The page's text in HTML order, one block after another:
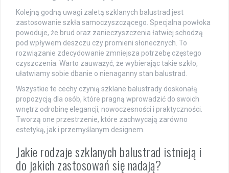
Kolejną godną uwagi zaletą szklanych balustrad jest
zastosowanie szkła samoczyszczącego. Specjalna powłoka
powoduje, że brud oraz zanieczyszczenia łatwiej schodzą
pod wpływem deszczu czy promieni słonecznych. To
rozwiązanie zdecydowanie zmniejsza potrzebę częstego
czyszczenia. Warto zauważyć, że wybierając takie szkło,
ułatwiamy sobie dbanie o nienaganny stan balustrad.
Wszystkie te cechy czynią szklane balustrady doskonałą
propozycją dla osób, które pragną wprowadzić do swoich
wnętrz odrobinę elegancji, nowoczesności i praktyczności.
Tworzą one przestrzenie, które zachwycają zarówno
estetyką, jak i przemyślanym designem.
Jakie rodzaje szklanych balustrad istnieją i
do jakich zastosowań się nadają?